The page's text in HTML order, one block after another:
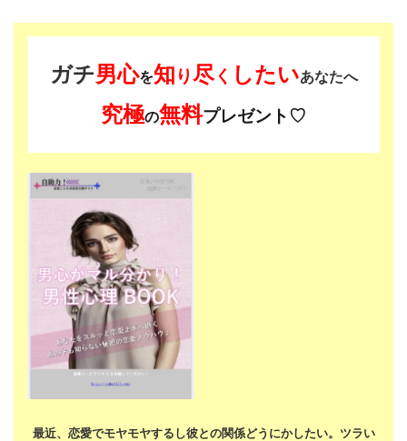
ガチ男心を知 り尽く したいあなたへ
究極の無料プレゼント♡
最近、恋愛でモヤモヤするし彼との関係どうにかしたい。 ツラい